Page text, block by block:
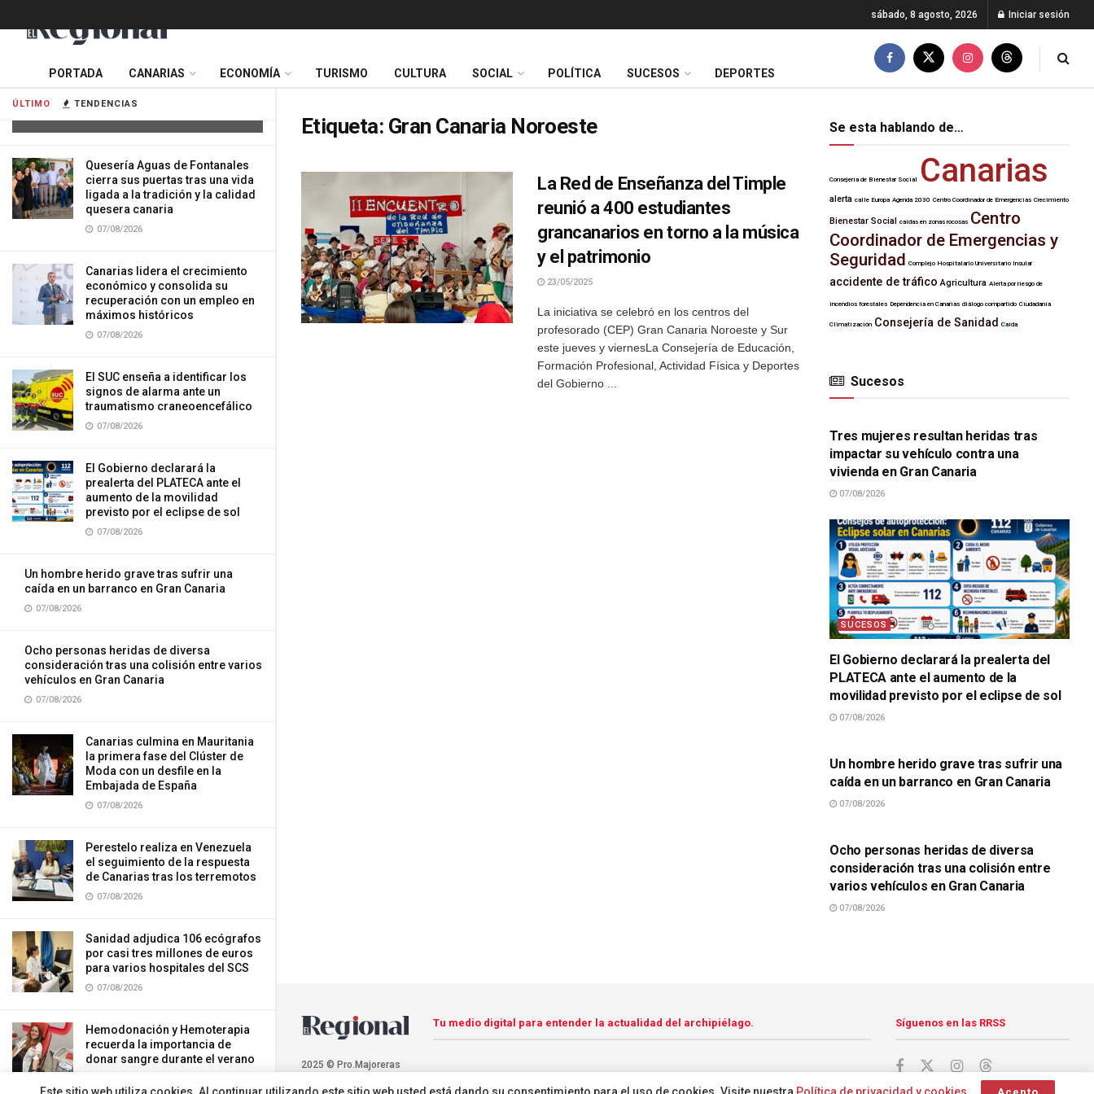
ÚLTIMO TENDENCIAS
impactar su vehículo contra una
Quesería Aguas de Fontanales
cierra sus puertas tras una vida
ligada a la tradición y la calidad
quesera canaria
07/08/2026
Canarias lidera el crecimiento
económico y consolida su
recuperación con un empleo en
máximos históricos
07/08/2026
El SUC enseña a identificar los
signos de alarma ante un
traumatismo craneoencefálico
07/08/2026
El Gobierno declarará la
prealerta del PLATECA ante el
aumento de la movilidad
previsto por el eclipse de sol
07/08/2026
Un hombre herido grave tras sufrir una
caída en un barranco en Gran Canaria
07/08/2026
Ocho personas heridas de diversa
consideración tras una colisión entre varios
vehículos en Gran Canaria
07/08/2026
Canarias culmina en Mauritania
la primera fase del Clúster de
Moda con un desfile en la
Embajada de España
07/08/2026
Perestelo realiza en Venezuela
el seguimiento de la respuesta
de Canarias tras los terremotos
07/08/2026
Sanidad adjudica 106 ecógrafos
por casi tres millones de euros
para varios hospitales del SCS
07/08/2026
Hemodonación y Hemoterapia
recuerda la importancia de
donar sangre durante el verano
sábado, 8 agosto, 2026 Iniciar sesión
PORTADA CANARIAS ECONOMÍA TURISMO CULTURA SOCIAL POLÍTICA SUCESOS DEPORTES
Etiqueta: Gran Canaria Noroeste
La Red de Enseñanza del Timple
reunió a 400 estudiantes
grancanarios en torno a la música
y el patrimonio
23/05/2025
La iniciativa se celebró en los centros del
profesorado (CEP) Gran Canaria Noroeste y Sur
este jueves y viernesLa Consejería de Educación,
Formación Profesional, Actividad Física y Deportes
del Gobierno ...
Se esta hablando de…
Consejería de Bienestar Social Canarias
alerta calle Europa Agenda 2030 Centro Coordinador de Emergencias Crecimiento
Bienestar Social caídas en zonas rocosas Centro
Coordinador de Emergencias y
Seguridad Complejo Hospitalario Universitario Insular
accidente de tráfico Agricultura Alerta por riesgo de
incendios forestales Dependencia en Canarias diálogo compartido Ciudadanía
Climatización Consejería de Sanidad Caída
Sucesos
SUCESOS
Tres mujeres resultan heridas tras
impactar su vehículo contra una
vivienda en Gran Canaria
07/08/2026
SUCESOS
El Gobierno declarará la prealerta del
PLATECA ante el aumento de la
movilidad previsto por el eclipse de sol
07/08/2026
Un hombre herido grave tras sufrir una
caída en un barranco en Gran Canaria
07/08/2026
Ocho personas heridas de diversa
consideración tras una colisión entre
varios vehículos en Gran Canaria
07/08/2026
2025 © Pro.Majoreras
Tu medio digital para entender la actualidad del archipiélago. Síguenos en las RRSS